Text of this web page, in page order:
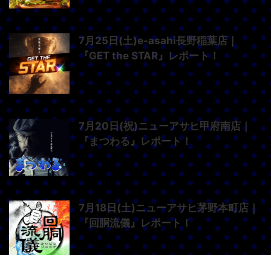
7月25日(土)e-asahi長野稲葉店｜
『GET the STAR』レポート！
7月20日(祝)ニューアサヒ甲府南店｜
『まつわる』レポート！
7月18日(土)ニューアサヒ茅野本町店｜
『回胴流儀』レポート！